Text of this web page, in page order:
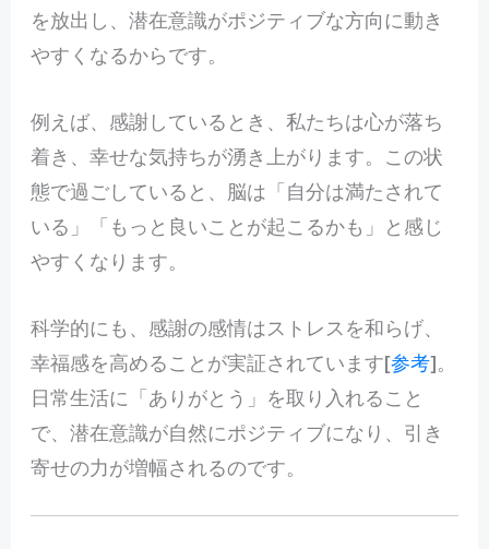
を放出し、潜在意識がポジティブな方向に動き
やすくなるからです。
例えば、感謝しているとき、私たちは心が落ち
着き、幸せな気持ちが湧き上がります。この状
態で過ごしていると、脳は「自分は満たされて
いる」「もっと良いことが起こるかも」と感じ
やすくなります。
科学的にも、感謝の感情はストレスを和らげ、
幸福感を高めることが実証されています[参考]。
日常生活に「ありがとう」を取り入れること
で、潜在意識が自然にポジティブになり、引き
寄せの力が増幅されるのです。